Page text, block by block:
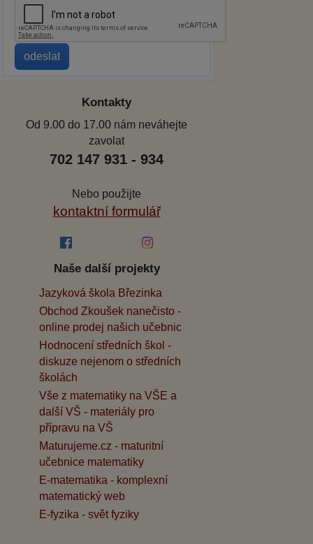
Kontakty
Od 9.00 do 17.00 nám neváhejte
zavolat
702 147 931 - 934
Nebo použijte
kontaktní formulář
Naše další projekty
Jazyková škola Březinka
Obchod Zkoušek nanečisto -
online prodej našich učebnic
Hodnocení středních škol -
diskuze nejenom o středních
školách
Vše z matematiky na VŠE a
další VŠ - materiály pro
přípravu na VŠ
Maturujeme.cz - maturitní
učebnice matematiky
E-matematika - komplexní
matematický web
E-fyzika - svět fyziky